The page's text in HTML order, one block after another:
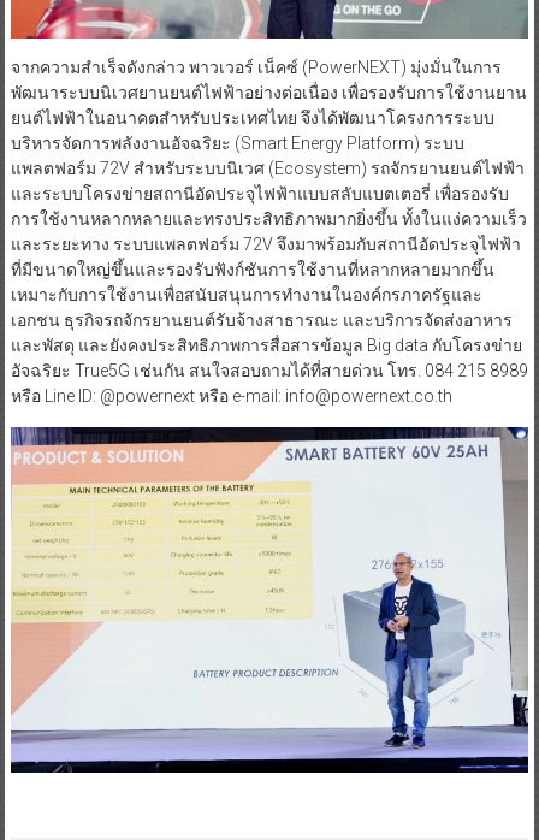
จากความสำเร็จดังกล่าว พาวเวอร์ เน็คซ์ (PowerNEXT) มุ่งมั่นในการ
พัฒนาระบบนิเวศยานยนต์ไฟฟ้าอย่างต่อเนื่อง เพื่อรองรับการใช้งานยาน
ยนต์ไฟฟ้าในอนาคตสำหรับประเทศไทย จึงได้พัฒนาโครงการระบบ
บริหารจัดการพลังงานอัจฉริยะ (Smart Energy Platform) ระบบ
แพลตฟอร์ม 72V สำหรับระบบนิเวศ (Ecosystem) รถจักรยานยนต์ไฟฟ้า
และระบบโครงข่ายสถานีอัดประจุไฟฟ้าแบบสลับแบตเตอรี่ เพื่อรองรับ
การใช้งานหลากหลายและทรงประสิทธิภาพมากยิ่งขึ้น ทั้งในแง่ความเร็ว
และระยะทาง ระบบแพลตฟอร์ม 72V จึงมาพร้อมกับสถานีอัดประจุไฟฟ้า
ที่มีขนาดใหญ่ขึ้นและรองรับฟังก์ชันการใช้งานที่หลากหลายมากขึ้น
เหมาะกับการใช้งานเพื่อสนับสนุนการทำงานในองค์กรภาครัฐและ
เอกชน ธุรกิจรถจักรยานยนต์รับจ้างสาธารณะ และบริการจัดส่งอาหาร
และพัสดุ และยังคงประสิทธิภาพการสื่อสารข้อมูล Big data กับโครงข่าย
อัจฉริยะ True5G เช่นกัน สนใจสอบถามได้ที่สายด่วน โทร. 084 215 8989
หรือ Line ID: @powernext หรือ e-mail: info@powernext.co.th